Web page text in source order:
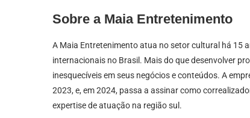
Sobre a Maia Entretenimento
A Maia Entretenimento atua no setor cultural há 15
internacionais no Brasil. Mais do que desenvolver
inesquecíveis em seus negócios e conteúdos. A
2023, e, em 2024, passa a assinar como
expertise de atuação na região sul.